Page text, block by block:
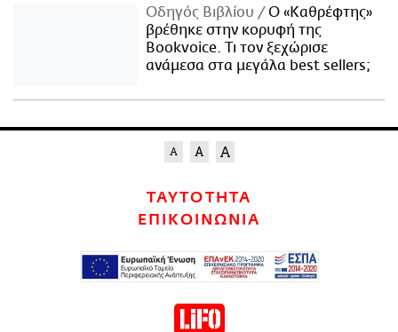
Οδηγός Βιβλίου
Ο «Καθρέφτης»
βρέθηκε στην κορυφή της
Bookvoice. Τι τον ξεχώρισε
ανάμεσα στα μεγάλα best sellers;
ΤΑΥΤΟΤΗΤΑ
ΕΠΙΚΟΙΝΩΝΙΑ